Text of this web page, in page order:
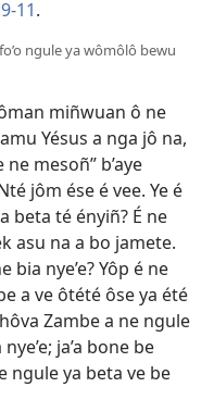
11.
ngule ya wômôlô bewu
miñwuan ô ne
Yésus a nga jô na,
mesoñ” b’aye
jôm ése é vee. Ye é
beta té ényiñ? É ne
asu na a bo jamete.
bia nye’e? Yôp é ne
a ve ôtété ôse ya été
Zambe a ne ngule
ja’a bone be
ngule ya beta ve be